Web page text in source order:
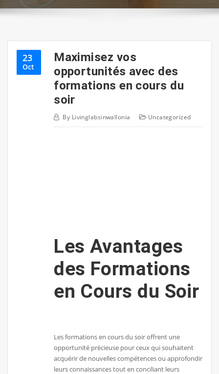
23
Oct
Maximisez vos
opportunités avec des
formations en cours du
soir
By Livinglabsinwallonia Uncategorized
Les Avantages
des Formations
en Cours du Soir
Les formations en cours du soir offrent une
opportunité précieuse pour ceux qui souhaitent
acquérir de nouvelles compétences ou approfondir
leurs connaissances tout en conciliant leurs